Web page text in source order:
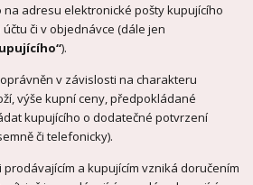
adresu elektronické pošty kupujícího
či v objednávce (dále jen
).
v závislosti na charakteru
výše kupní ceny, předpokládané
kupujícího o dodatečné potvrzení
či telefonicky).
a kupujícím vzniká doručením